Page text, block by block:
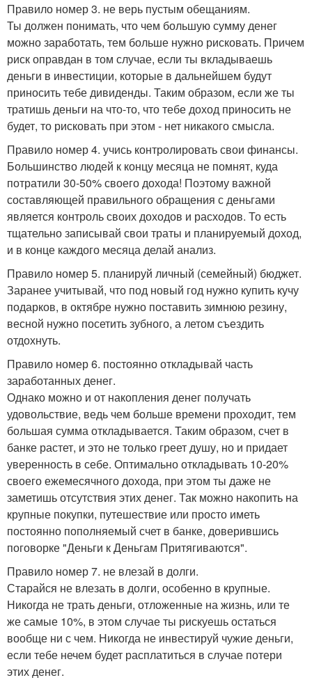
Правило номер 3. не верь пустым обещаниям.
Ты должен понимать, что чем большую сумму денег
можно заработать, тем больше нужно рисковать. Причем
риск оправдан в том случае, если ты вкладываешь
деньги в инвестиции, которые в дальнейшем будут
приносить тебе дивиденды. Таким образом, если же ты
тратишь деньги на что-то, что тебе доход приносить не
будет, то рисковать при этом - нет никакого смысла.
Правило номер 4. учись контролировать свои финансы.
Большинство людей к концу месяца не помнят, куда
потратили 30-50% своего дохода! Поэтому важной
составляющей правильного обращения с деньгами
является контроль своих доходов и расходов. То есть
тщательно записывай свои траты и планируемый доход,
и в конце каждого месяца делай анализ.
Правило номер 5. планируй личный (семейный) бюджет.
Заранее учитывай, что под новый год нужно купить кучу
подарков, в октябре нужно поставить зимнюю резину,
весной нужно посетить зубного, а летом съездить
отдохнуть.
Правило номер 6. постоянно откладывай часть
заработанных денег.
Однако можно и от накопления денег получать
удовольствие, ведь чем больше времени проходит, тем
большая сумма откладывается. Таким образом, счет в
банке растет, и это не только греет душу, но и придает
уверенность в себе. Оптимально откладывать 10-20%
своего ежемесячного дохода, при этом ты даже не
заметишь отсутствия этих денег. Так можно накопить на
крупные покупки, путешествие или просто иметь
постоянно пополняемый счет в банке, доверившись
поговорке "Деньги к Деньгам Притягиваются".
Правило номер 7. не влезай в долги.
Старайся не влезать в долги, особенно в крупные.
Никогда не трать деньги, отложенные на жизнь, или те
же самые 10%, в этом случае ты рискуешь остаться
вообще ни с чем. Никогда не инвестируй чужие деньги,
если тебе нечем будет расплатиться в случае потери
этих денег.